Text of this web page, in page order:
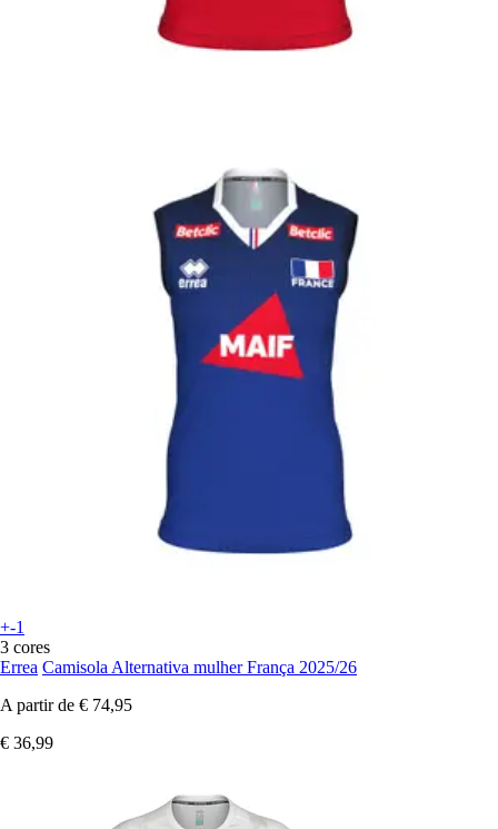
+-1
3 cores
Errea Camisola Alternativa mulher França 2025/26
A partir de € 74,95
€ 36,99